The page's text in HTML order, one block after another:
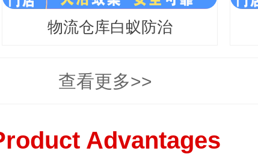
物流仓库白蚁防治
查看更多>>
Advantages